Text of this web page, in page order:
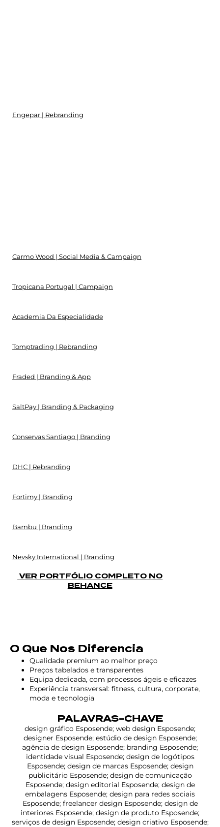
Engepar | Rebranding
Carmo Wood | Social Media & Campaign
Tropicana Portugal | Campaign
Academia Da Especialidade
Tomptrading | Rebranding
Fraded | Branding & App
SaltPay | Branding & Packaging
Conservas Santiago | Branding
DHC | Rebranding
Fortimy | Branding
Bambu | Branding
Nevsky International | Branding
VER PORTFÓLIO COMPLETO NO
BEHANCE
O Que Nos Diferencia
Qualidade premium ao melhor preço
Preços tabelados e transparentes
Equipa dedicada, com processos ágeis e eficazes
Experiência transversal: fitness, cultura, corporate,
moda e tecnologia
PALAVRAS-CHAVE
design gráfico Esposende; web design Esposende;
designer Esposende; estúdio de design Esposende;
agência de design Esposende; branding Esposende;
identidade visual Esposende; design de logótipos
Esposende; design de marcas Esposende; design
publicitário Esposende; design de comunicação
Esposende; design editorial Esposende; design de
embalagens Esposende; design para redes sociais
Esposende; freelancer design Esposende; design de
interiores Esposende; design de produto Esposende;
serviços de design Esposende; design criativo Esposende;